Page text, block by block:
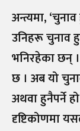
अन्त्यमा,
उनिहरू चुनाव
भनिरहेका छन्
छ । अब यो
अथवा हुनैपर्ने
दृष्टिकोणमा